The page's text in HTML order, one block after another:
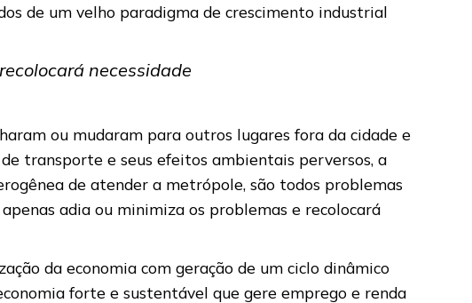
de um velho paradigma de crescimento industrial
necessidade
ou mudaram para outros lugares fora da cidade e
transporte e seus efeitos ambientais perversos, a
de atender a metrópole, são todos problemas
adia ou minimiza os problemas e recolocará
da economia com geração de um ciclo dinâmico
forte e sustentável que gere emprego e renda